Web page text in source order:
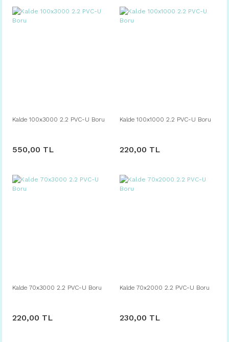
Kalde 100x3000 2.2 PVC-U Boru
550,00 TL
Kalde 100x1000 2.2 PVC-U Boru
220,00 TL
Kalde 70x3000 2.2 PVC-U Boru
220,00 TL
Kalde 70x2000 2.2 PVC-U Boru
230,00 TL